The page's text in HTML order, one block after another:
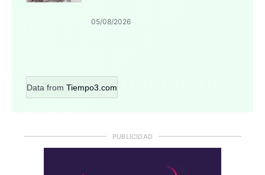
05/08/2026
Data from Tiempo3.com
PUBLICIDAD